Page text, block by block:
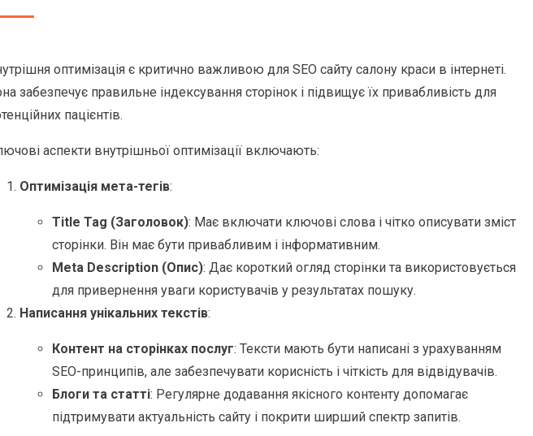
оптимізація є критично важливою для SEO сайту салону краси в інтернеті.
забезпечує правильне індексування сторінок і підвищує їх привабливість для
пацієнтів.
аспекти внутрішньої оптимізації включають:
Оптимізація мета-тегів:
Title Tag (Заголовок): Має включати ключові слова і чітко описувати зміст
сторінки. Він має бути привабливим і інформативним.
Meta Description (Опис): Дає короткий огляд сторінки та використовується
для привернення уваги користувачів у результатах пошуку.
Написання унікальних текстів:
Контент на сторінках послуг: Тексти мають бути написані з урахуванням
SEO-принципів, але забезпечувати корисність і чіткість для відвідувачів.
Блоги та статті: Регулярне додавання якісного контенту допомагає
підтримувати актуальність сайту і покрити ширший спектр запитів.